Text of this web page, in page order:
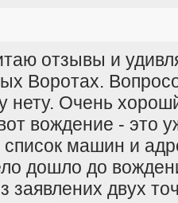
отзывы и
Воротах.
нету. Очень
вождение - это
список машин и
дошло до
заявлених двух